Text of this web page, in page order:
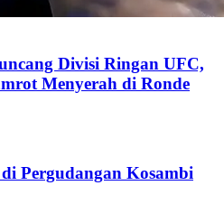
Divisi Ringan UFC,
Menyerah di Ronde
Pergudangan Kosambi